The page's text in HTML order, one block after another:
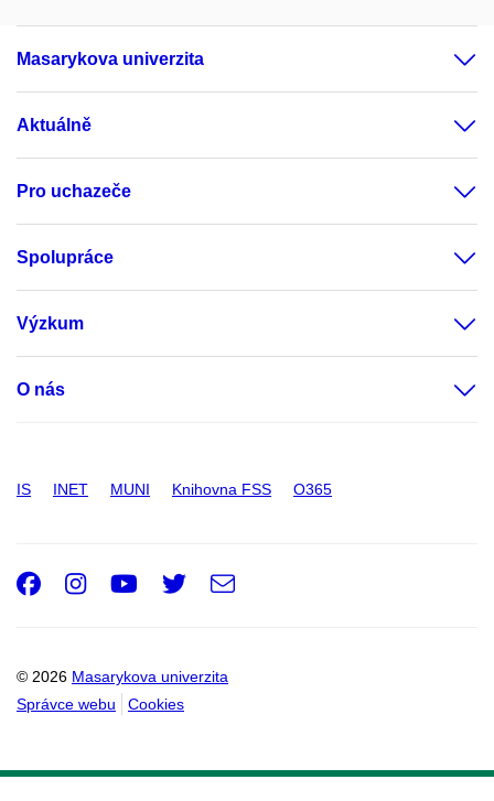
Masarykova univerzita
Aktuálně
Pro uchazeče
Spolupráce
Výzkum
O nás
IS INET MUNI Knihovna FSS O365
© 2026 Masarykova univerzita
Správce webu
Cookies
Facebook
Instagram
Youtube
Twitter
e-